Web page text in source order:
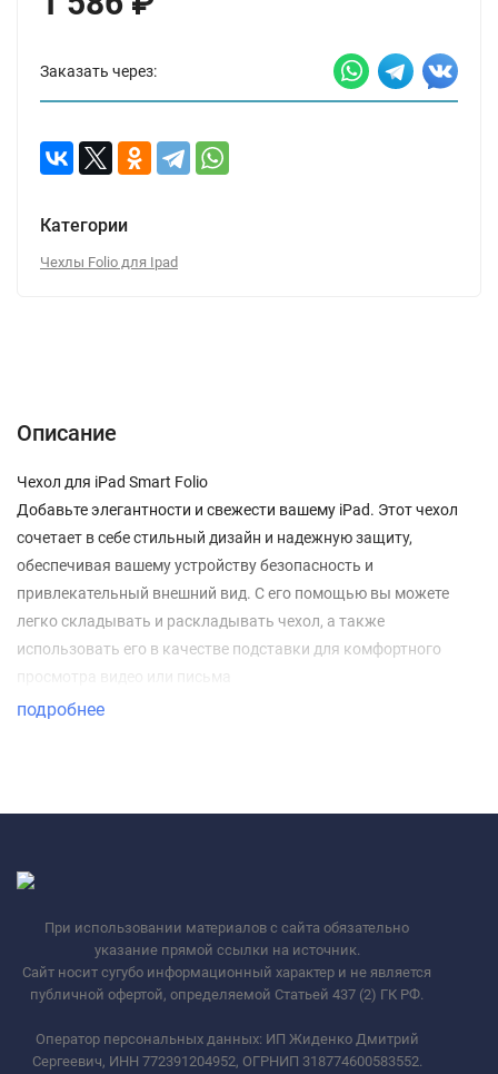
Заказать через:
Категории
Чехлы Folio для Ipad
Описание
Чехол для iPad Smart Folio
Добавьте элегантности и свежести вашему iPad. Этот чехол
сочетает в себе стильный дизайн и надежную защиту,
обеспечивая вашему устройству безопасность и
привлекательный внешний вид. С его помощью вы можете
легко складывать и раскладывать чехол, а также
использовать его в качестве подставки для комфортного
просмотра видео или письма
подробнее
При использовании материалов с сайта обязательно
указание прямой ссылки на источник.
Сайт носит сугубо информационный характер и не является
публичной офертой, определяемой Статьей 437 (2) ГК РФ.
Оператор персональных данных: ИП Жиденко Дмитрий
Сергеевич, ИНН 772391204952, ОГРНИП 318774600583552.